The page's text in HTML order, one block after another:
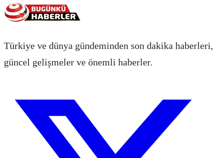
Türkiye ve dünya gündeminden son dakika haberleri,
güncel gelişmeler ve önemli haberler.